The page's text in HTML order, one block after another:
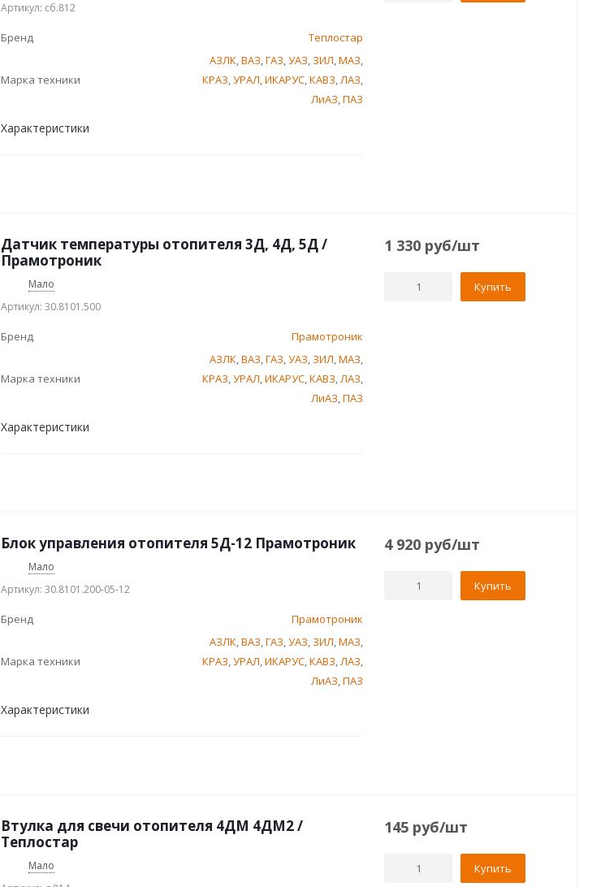
Артикул: сб.812
Бренд Теплостар
Марка техники
АЗЛК,ВАЗ,ГАЗ,УАЗ, ЗИЛ,МАЗ,
КРАЗ,УРАЛ,ИКАРУС,КАВЗ,ЛАЗ,
ЛиАЗ,ПАЗ
Характеристики
Датчик температуры отопителя 3Д, 4Д, 5Д /
Прамотроник
Мало
Артикул: 30.8101.500
Бренд Прамотроник
Марка техники
АЗЛК,ВАЗ,ГАЗ,УАЗ, ЗИЛ,МАЗ,
КРАЗ,УРАЛ,ИКАРУС,КАВЗ,ЛАЗ,
ЛиАЗ,ПАЗ
Характеристики
1 330 руб/шт
Купить
Блок управления отопителя 5Д-12 Прамотроник
Мало
Артикул: 30.8101.200-05-12
Бренд Прамотроник
Марка техники
АЗЛК,ВАЗ,ГАЗ,УАЗ, ЗИЛ,МАЗ,
КРАЗ,УРАЛ,ИКАРУС,КАВЗ,ЛАЗ,
ЛиАЗ,ПАЗ
Характеристики
4 920 руб/шт
Купить
Втулка для свечи отопителя 4ДМ 4ДМ2 /
Теплостар
Мало
145 руб/шт
Купить